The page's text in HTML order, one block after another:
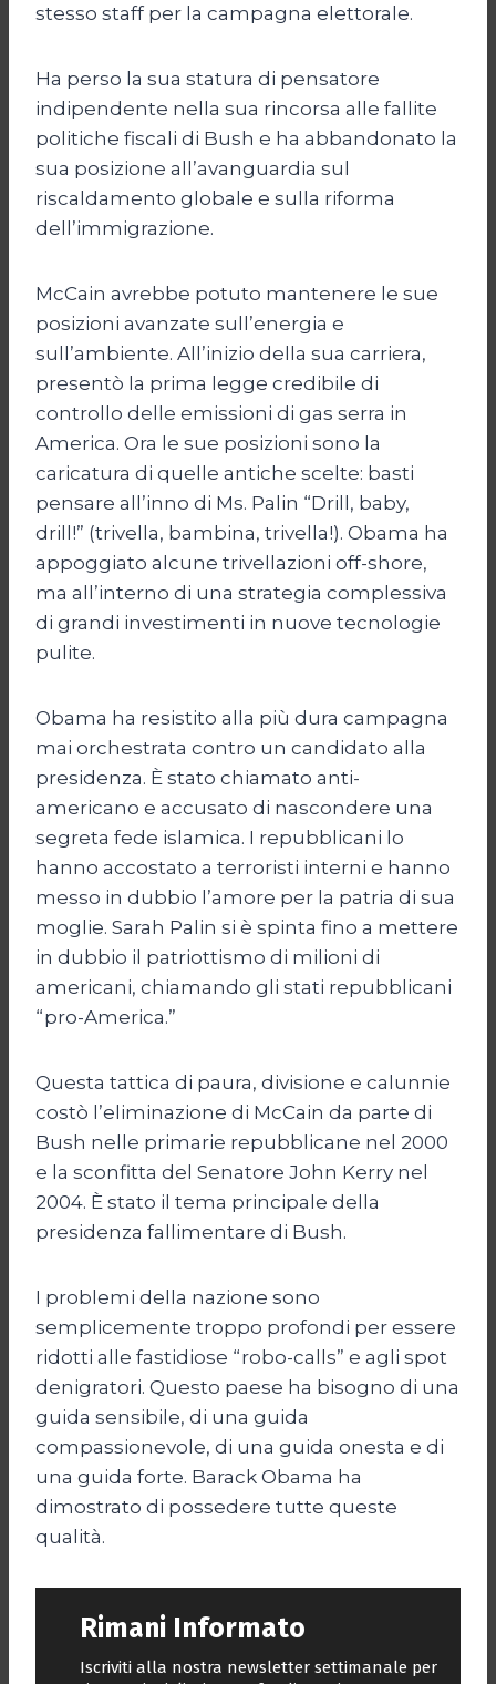
stesso staff per la campagna elettorale.
Ha perso la sua statura di pensatore
indipendente nella sua rincorsa alle fallite
politiche fiscali di Bush e ha abbandonato la
sua posizione all’avanguardia sul
riscaldamento globale e sulla riforma
dell’immigrazione.
McCain avrebbe potuto mantenere le sue
posizioni avanzate sull’energia e
sull’ambiente. All’inizio della sua carriera,
presentò la prima legge credibile di
controllo delle emissioni di gas serra in
America. Ora le sue posizioni sono la
caricatura di quelle antiche scelte: basti
pensare all’inno di Ms. Palin “Drill, baby,
drill!” (trivella, bambina, trivella!). Obama ha
appoggiato alcune trivellazioni off-shore,
ma all’interno di una strategia complessiva
di grandi investimenti in nuove tecnologie
pulite.
Obama ha resistito alla più dura campagna
mai orchestrata contro un candidato alla
presidenza. È stato chiamato anti-
americano e accusato di nascondere una
segreta fede islamica. I repubblicani lo
hanno accostato a terroristi interni e hanno
messo in dubbio l’amore per la patria di sua
moglie. Sarah Palin si è spinta fino a mettere
in dubbio il patriottismo di milioni di
americani, chiamando gli stati repubblicani
“pro-America.”
Questa tattica di paura, divisione e calunnie
costò l’eliminazione di McCain da parte di
Bush nelle primarie repubblicane nel 2000
e la sconfitta del Senatore John Kerry nel
2004. È stato il tema principale della
presidenza fallimentare di Bush.
I problemi della nazione sono
semplicemente troppo profondi per essere
ridotti alle fastidiose “robo-calls” e agli spot
denigratori. Questo paese ha bisogno di una
guida sensibile, di una guida
compassionevole, di una guida onesta e di
una guida forte. Barack Obama ha
dimostrato di possedere tutte queste
qualità.
Rimani Informato
Iscriviti alla nostra newsletter settimanale per